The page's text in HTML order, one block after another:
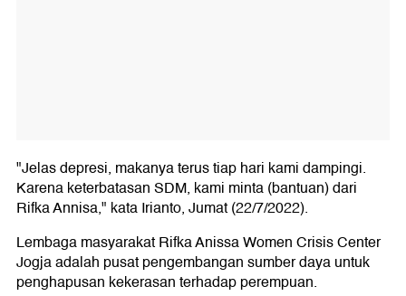
"Jelas depresi, makanya terus tiap hari kami dampingi.
Karena keterbatasan SDM, kami minta (bantuan) dari
Rifka Annisa," kata Irianto, Jumat (22/7/2022).
Lembaga masyarakat Rifka Anissa Women Crisis Center
Jogja adalah pusat pengembangan sumber daya untuk
penghapusan kekerasan terhadap perempuan.